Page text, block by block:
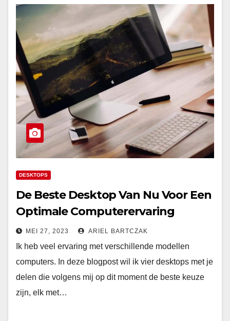
DESKTOPS
De Beste Desktop Van Nu Voor Een
Optimale Computerervaring
MEI 27, 2023 ARIEL BARTCZAK
Ik heb veel ervaring met verschillende modellen
computers. In deze blogpost wil ik vier desktops met je
delen die volgens mij op dit moment de beste keuze
zijn, elk met…